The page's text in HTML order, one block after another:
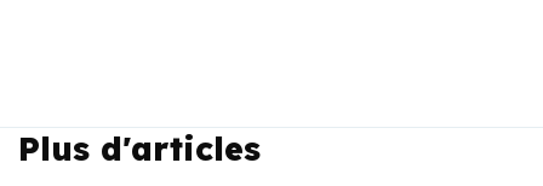
Plus d'articles